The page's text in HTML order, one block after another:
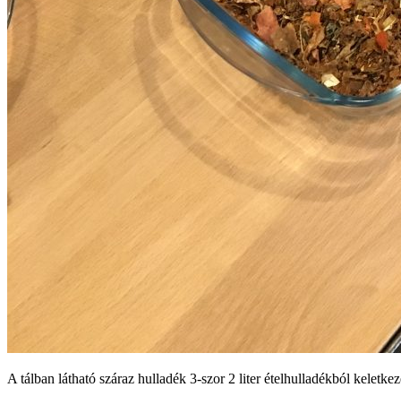
A tálban látható száraz hulladék 3-szor 2 liter ételhulladékból